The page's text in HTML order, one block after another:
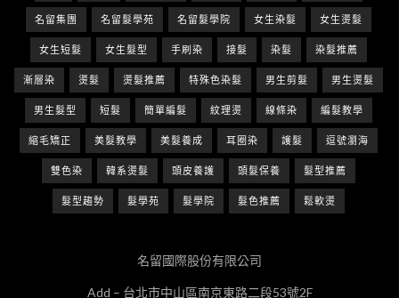
名留集團 名留髮學苑 名留髮學院 女生染髮 女生燙髮
女生短髮 女生髮型 手刷染 接髮 染髮 染髮推薦
漸層染 燙髮 燙髮推薦 特殊色染髮 男生剪髮 男生燙髮
男生髮型 短髮 簡單編髮 紋理燙 線條染 編髮教學
縮毛矯正 美髮教學 美髮養成 耳圈染 護髮 逗號瀏海
雙色染 韓系燙髮 頭皮養護 頭髮保養 髮型推薦
髮型趨勢 髮學苑 髮學院 髮色推薦 鬆軟燙
名留國際股份有限公司
Add – 台北市中山區南京東路二段53號2F